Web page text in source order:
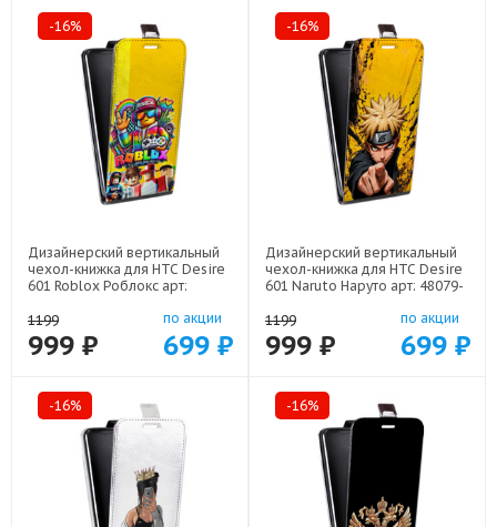
-16%
Дизайнерский вертикальный
чехол-книжка для HTC Desire
601 Roblox Роблокс арт:
1199
999 ₽
по акции
699 ₽
-16%
Дизайнерский вертикальный
чехол-книжка для HTC Desire
601 Naruto Наруто арт: 48079-
1199
999 ₽
по акции
699 ₽
-16% -16%